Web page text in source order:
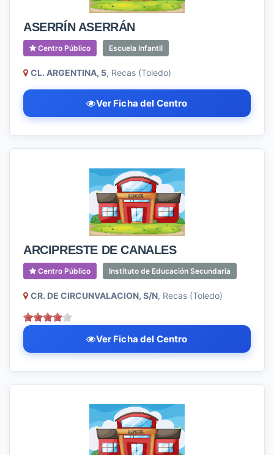
ASERRÍN ASERRÁN
Centro Público Escuela Infantil
CL. ARGENTINA, 5, Recas (Toledo)
Ver Ficha del Centro
ARCIPRESTE DE CANALES
Centro Público Instituto de Educación Secundaria
CR. DE CIRCUNVALACION, S/N, Recas (Toledo)
Ver Ficha del Centro